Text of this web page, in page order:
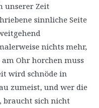
unserer Zeit
sinnliche Seite
nichts mehr,
Ohr horchen muss
wird schnöde in
zumeist, und wer die
braucht sich nicht